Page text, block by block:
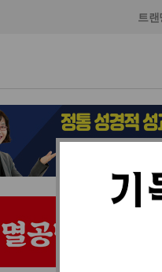
트랜